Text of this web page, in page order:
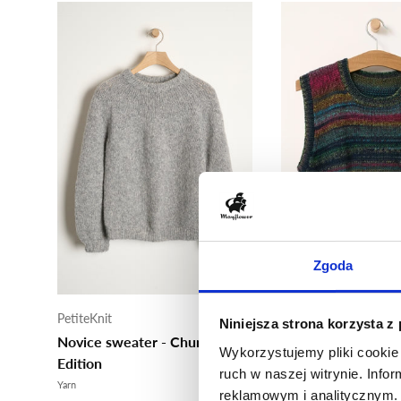
Zgoda
Niniejsza strona korzysta z
Wykorzystujemy pliki
ruch w naszej witrynie.
reklamowym i
PetiteKnit
Novice sweater - Chunky
Edition
Yarn
PetiteKnit
Yarn
Od 296,00 zł